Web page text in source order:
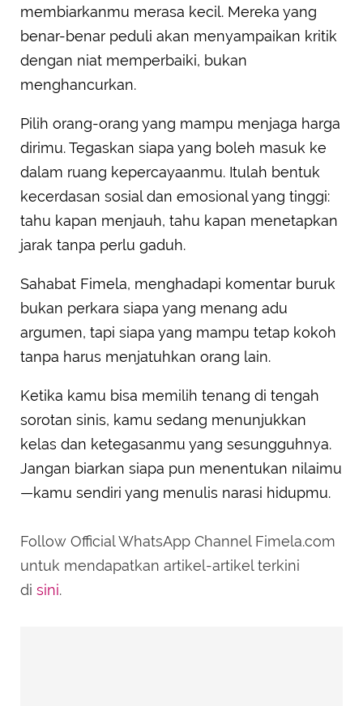
membiarkanmu merasa kecil. Mereka yang
benar-benar peduli akan menyampaikan kritik
dengan niat memperbaiki, bukan
menghancurkan.
Pilih orang-orang yang mampu menjaga harga
dirimu. Tegaskan siapa yang boleh masuk ke
dalam ruang kepercayaanmu. Itulah bentuk
kecerdasan sosial dan emosional yang tinggi:
tahu kapan menjauh, tahu kapan menetapkan
jarak tanpa perlu gaduh.
Sahabat Fimela, menghadapi komentar buruk
bukan perkara siapa yang menang adu
argumen, tapi siapa yang mampu tetap kokoh
tanpa harus menjatuhkan orang lain.
Ketika kamu bisa memilih tenang di tengah
sorotan sinis, kamu sedang menunjukkan
kelas dan ketegasanmu yang sesungguhnya.
Jangan biarkan siapa pun menentukan nilaimu
—kamu sendiri yang menulis narasi hidupmu.
Follow Official WhatsApp Channel Fimela.com
untuk mendapatkan artikel-artikel terkini
di sini.